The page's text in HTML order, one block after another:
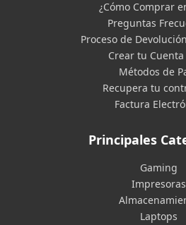
¿Cómo Comprar
Preguntas
Proceso de
Crear tu Cuenta
Métodos de
Recupera tu
Factura
Principales
Gaming
Impresoras
Laptops